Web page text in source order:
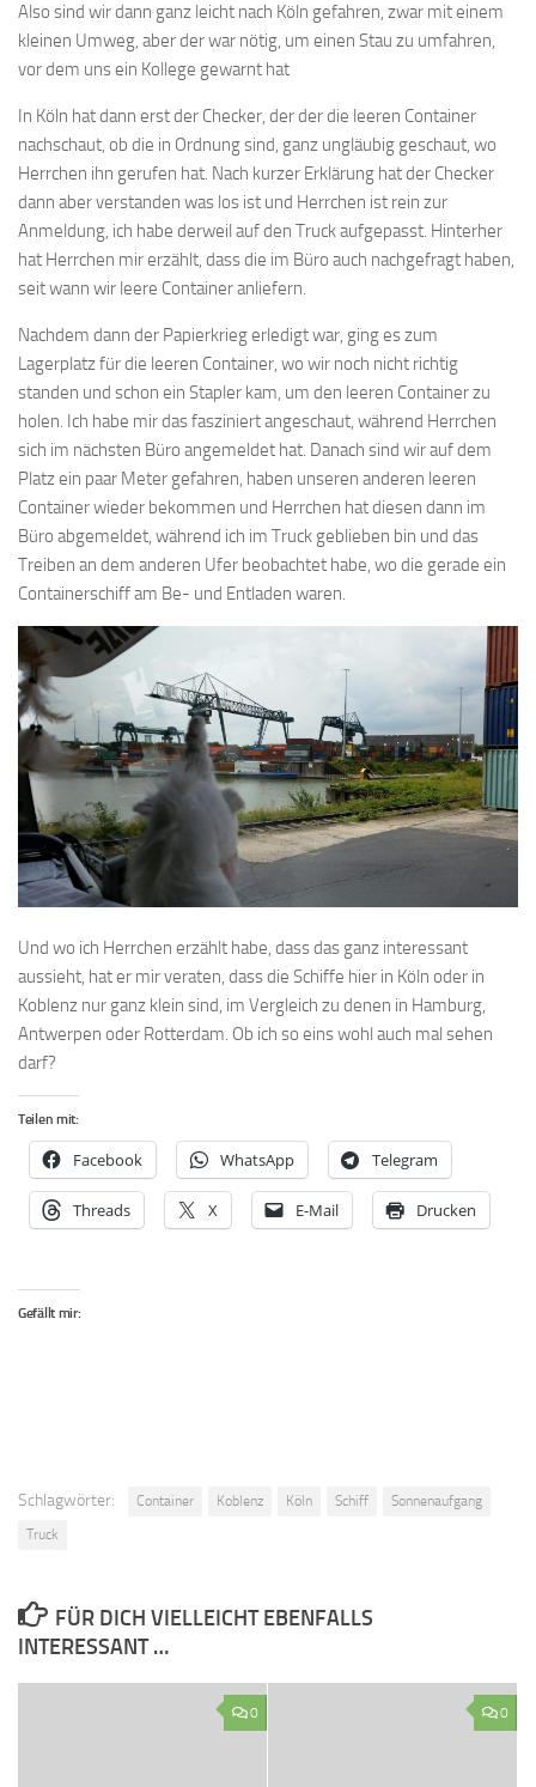
Also sind wir dann ganz leicht nach Köln gefahren, zwar mit einem
kleinen Umweg, aber der war nötig, um einen Stau zu umfahren,
vor dem uns ein Kollege gewarnt hat
In Köln hat dann erst der Checker, der der die leeren Container
nachschaut, ob die in Ordnung sind, ganz ungläubig geschaut, wo
Herrchen ihn gerufen hat. Nach kurzer Erklärung hat der Checker
dann aber verstanden was los ist und Herrchen ist rein zur
Anmeldung, ich habe derweil auf den Truck aufgepasst. Hinterher
hat Herrchen mir erzählt, dass die im Büro auch nachgefragt haben,
seit wann wir leere Container anliefern.
Nachdem dann der Papierkrieg erledigt war, ging es zum
Lagerplatz für die leeren Container, wo wir noch nicht richtig
standen und schon ein Stapler kam, um den leeren Container zu
holen. Ich habe mir das fasziniert angeschaut, während Herrchen
sich im nächsten Büro angemeldet hat. Danach sind wir auf dem
Platz ein paar Meter gefahren, haben unseren anderen leeren
Container wieder bekommen und Herrchen hat diesen dann im
Büro abgemeldet, während ich im Truck geblieben bin und das
Treiben an dem anderen Ufer beobachtet habe, wo die gerade ein
Containerschiff am Be- und Entladen waren.
Und wo ich Herrchen erzählt habe, dass das ganz interessant
aussieht, hat er mir veraten, dass die Schiffe hier in Köln oder in
Koblenz nur ganz klein sind, im Vergleich zu denen in Hamburg,
Antwerpen oder Rotterdam. Ob ich so eins wohl auch mal sehen
darf?
Teilen mit:
Facebook WhatsApp Telegram
Threads X E-Mail Drucken
Gefällt mir:
Schlagwörter: Container Koblenz Köln Schiff
Sonnenaufgang
Truck
FÜR DICH VIELLEICHT EBENFALLS
INTERESSANT …
0 0